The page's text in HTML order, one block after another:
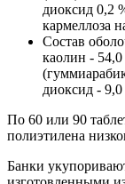
диоксид 0,2
кармеллоза
Состав
каолин -
диоксид - 9,0
По 60 или 90
полиэтилена
Банки